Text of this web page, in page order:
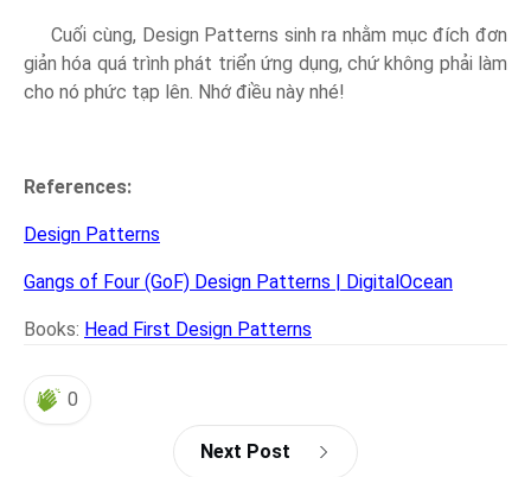
Cuối cùng, Design Patterns sinh ra nhằm mục đích đơn
giản hóa quá trình phát triển ứng dụng, chứ không phải làm
cho nó phức tạp lên. Nhớ điều này nhé!
References:
Design Patterns
Gangs of Four (GoF) Design Patterns | DigitalOcean
Books: Head First Design Patterns
0
Next Post